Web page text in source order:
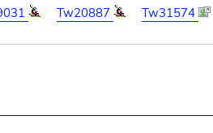
Tw20887 Tw31574